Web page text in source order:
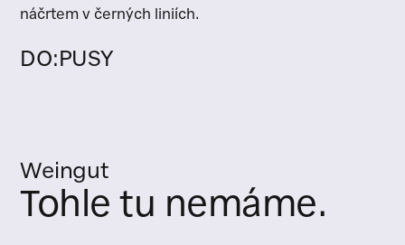
DO:PUSY
Weingut
Tohle tu nemáme.